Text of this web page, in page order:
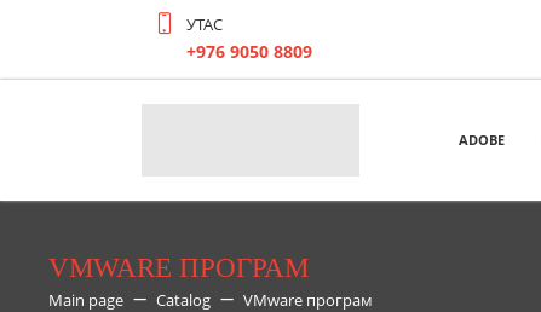
УТАС
+976 9050 8809
ADOBE
VMWARE ПРОГРАМ
Main page Catalog VMware програм